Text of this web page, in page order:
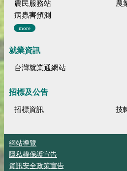
農民服務站
農
病蟲害預測
more
就業資訊
台灣就業通網站
招標及公告
招標資訊 技
網站導覽
隱私權保護宣告
資訊安全政策宣告